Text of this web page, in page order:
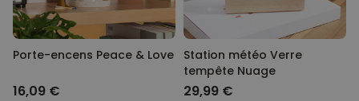
Porte-encens Peace & Love
16,09 €
Station météo Verre
tempête Nuage
29,99 €